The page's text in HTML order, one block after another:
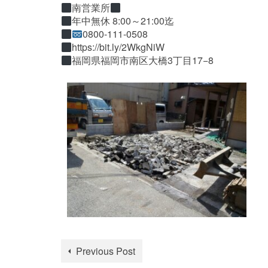
南営業所
年中無休 8:00～21:00迄
0800-111-0508
https://bit.ly/2WkgNiW
福岡県福岡市南区大橋3丁目17−8
Previous Post